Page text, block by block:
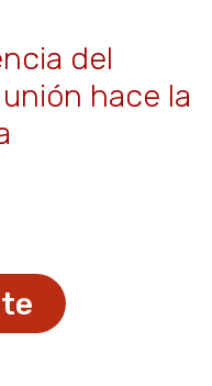
del
hace la